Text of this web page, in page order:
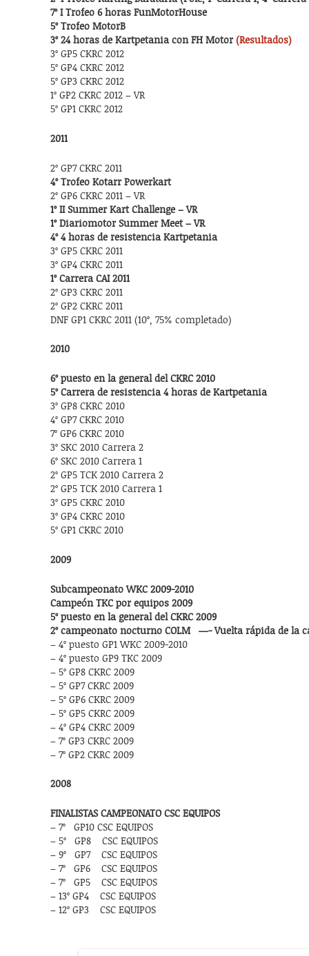
7º I Trofeo 6 horas FunMotorHouse
5º Trofeo MotorB
3º 24 horas de Kartpetania con FH Motor(Resultados)
3º GP5 CKRC 2012
5º GP4 CKRC 2012
5º GP3 CKRC 2012
1º GP2 CKRC 2012 – VR
5º GP1 CKRC 2012
2011
2º GP7 CKRC 2011
4º Trofeo Kotarr Powerkart
2º GP6 CKRC 2011 – VR
1º II Summer Kart Challenge – VR
1º Diariomotor Summer Meet – VR
4º 4 horas de resistencia Kartpetania
3º GP5 CKRC 2011
3º GP4 CKRC 2011
1º Carrera CAI 2011
2º GP3 CKRC 2011
2º GP2 CKRC 2011
DNF GP1 CKRC 2011 (10º, 75% completado)
2010
6º puesto en la general del CKRC 2010
5º Carrera de resistencia 4 horas de Kartpetania
3º GP8 CKRC 2010
4º GP7 CKRC 2010
7º GP6 CKRC 2010
3º SKC 2010 Carrera 2
6º SKC 2010 Carrera 1
2º GP5 TCK 2010 Carrera 2
2º GP5 TCK 2010 Carrera 1
3º GP5 CKRC 2010
3º GP4 CKRC 2010
5º GP1 CKRC 2010
2009
Subcampeonato WKC 2009-2010
Campeón TKC por equipos 2009
5º puesto en la general del CKRC 2009
2º campeonato nocturno COLM —- Vuelta rápida de la
– 4º puesto GP1 WKC 2009-2010
– 4º puesto GP9 TKC 2009
– 5º GP8 CKRC 2009
– 5º GP7 CKRC 2009
– 5º GP6 CKRC 2009
– 5º GP5 CKRC 2009
– 4º GP4 CKRC 2009
– 7º GP3 CKRC 2009
– 7º GP2 CKRC 2009
2008
FINALISTAS CAMPEONATO CSC EQUIPOS
– 7º GP10 CSC EQUIPOS
– 5º GP8 CSC EQUIPOS
– 9º GP7 CSC EQUIPOS
– 7º GP6 CSC EQUIPOS
– 7º GP5 CSC EQUIPOS
– 13º GP4 CSC EQUIPOS
– 12º GP3 CSC EQUIPOS